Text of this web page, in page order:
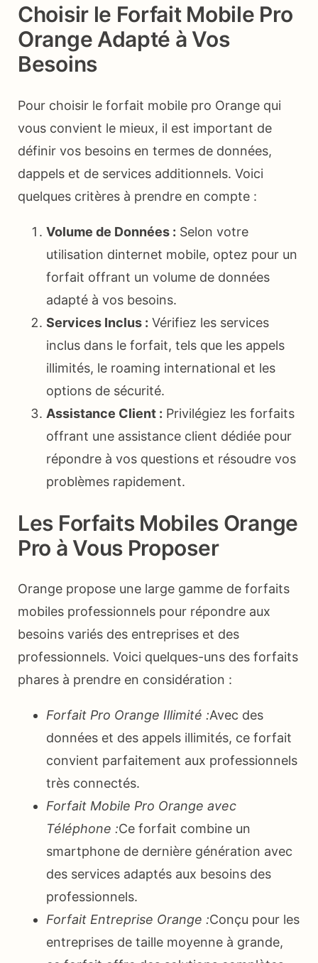
Choisir le Forfait Mobile Pro
Orange Adapté à Vos
Besoins
Pour choisir le forfait mobile pro Orange qui
vous convient le mieux, il est important de
définir vos besoins en termes de données,
dappels et de services additionnels. Voici
quelques critères à prendre en compte :
Volume de Données : Selon votre
utilisation dinternet mobile, optez pour un
forfait offrant un volume de données
adapté à vos besoins.
Services Inclus : Vérifiez les services
inclus dans le forfait, tels que les appels
illimités, le roaming international et les
options de sécurité.
Assistance Client : Privilégiez les forfaits
offrant une assistance client dédiée pour
répondre à vos questions et résoudre vos
problèmes rapidement.
Les Forfaits Mobiles Orange
Pro à Vous Proposer
Orange propose une large gamme de forfaits
mobiles professionnels pour répondre aux
besoins variés des entreprises et des
professionnels. Voici quelques-uns des forfaits
phares à prendre en considération :
Forfait Pro Orange Illimité :Avec des
données et des appels illimités, ce forfait
convient parfaitement aux professionnels
très connectés.
Forfait Mobile Pro Orange avec
Téléphone :Ce forfait combine un
smartphone de dernière génération avec
des services adaptés aux besoins des
professionnels.
Forfait Entreprise Orange :Conçu pour les
entreprises de taille moyenne à grande,